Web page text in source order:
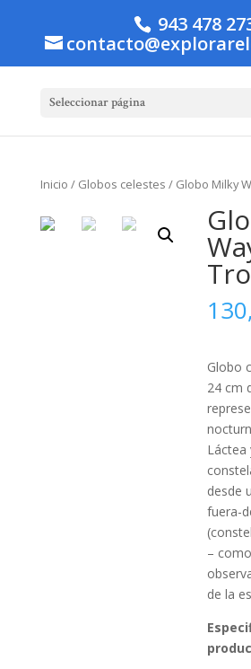
943 478
Seleccionar página
Inicio / Globos celestes / Globo Milky
Globo
24 cm
Láctea
desde
fuera-
–
de la